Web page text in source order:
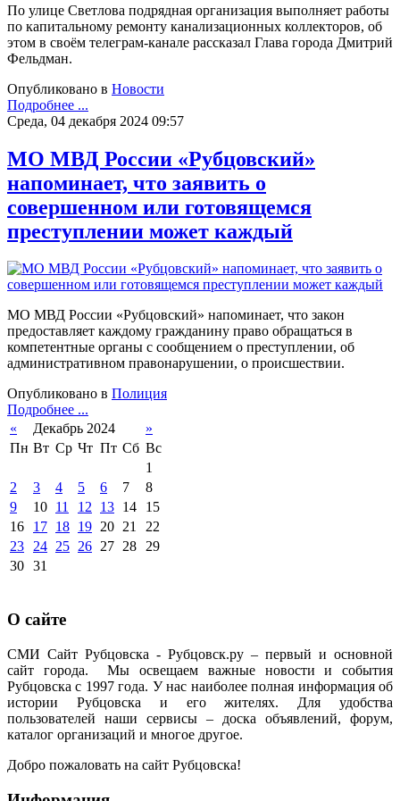
По улице Светлова подрядная организация выполняет работы
по капитальному ремонту канализационных коллекторов, об
этом в своём телеграм-канале рассказал Глава города Дмитрий
Фельдман.
Опубликовано в Новости
Подробнее ...
Среда, 04 декабря 2024 09:57
МО МВД России «Рубцовский»
напоминает, что заявить о
совершенном или готовящемся
преступлении может каждый
МО МВД России «Рубцовский» напоминает, что закон
предоставляет каждому гражданину право обращаться в
компетентные органы с сообщением о преступлении, об
административном правонарушении, о происшествии.
Опубликовано в Полиция
Подробнее ...
«
Декабрь 2024
»
Пн Вт Ср Чт Пт Сб Вс
1
2
3 4 5 6 7
8
9
10 11 12 13 14
15
16
17 18 19 20 21
22
23 24 25 26 27 28 29
30 31
О сайте
СМИ Сайт Рубцовска - Рубцовск.ру – первый и основной
сайт города. Мы освещаем важные новости и события
Рубцовска с 1997 года. У нас наиболее полная информация об
истории Рубцовска и его жителях. Для удобства
пользователей наши сервисы – доска объявлений, форум,
каталог организаций и многое другое.
Добро пожаловать на сайт Рубцовска!